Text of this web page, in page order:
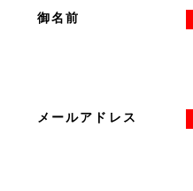
御名前
メールアドレス